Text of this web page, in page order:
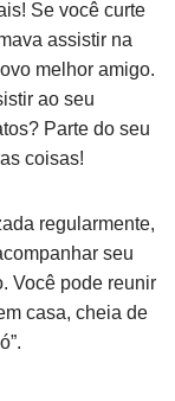
Se você curte
assistir na
melhor amigo.
ao seu
Parte do seu
coisas!
regularmente,
seu
Você pode reunir
casa, cheia de